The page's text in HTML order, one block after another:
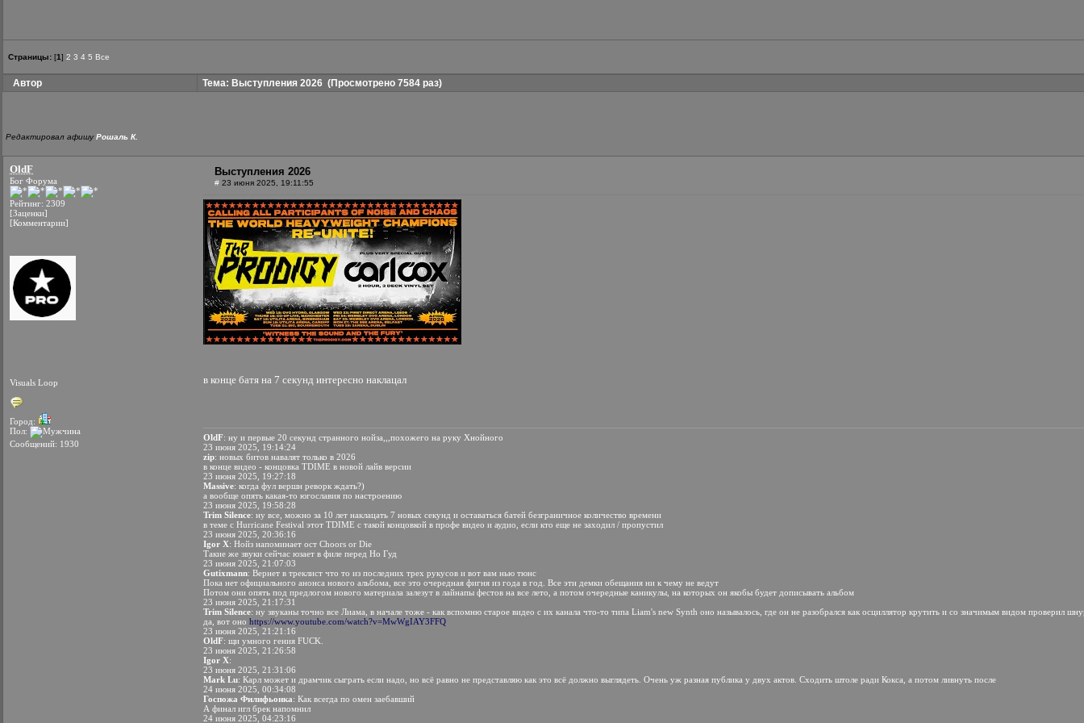
Страницы: [1] 2 3 4 5 Все
Автор Тема: Выступления 2026 (Просмотрено 7584 раз)
Редактировал афишуРошаль К.
OldF
Бог Форума
Рейтинг: 2309
[Заценки]
[Комментарии]
Visuals Loop
Город:
Пол:
Сообщений: 1930
Выступления 2026
# 23 июня 2025, 19:11:55
в конце батя на 7 секунд интересно наклацал
OldF: ну и первые 20 секунд странного нойза,,,похожего на руку Хнойного
23 июня 2025, 19:14:24
zip: новых битов навалят только в 2026
в конце видео - концовка TDIME в новой лайв версии
23 июня 2025, 19:27:18
Massive: когда фул вершн реворк ждать?)
а вообще опять какая-то югославия по настроению
23 июня 2025, 19:58:28
Trim Silence: ну все, можно за 10 лет наклацать 7 новых секунд и оставаться батей безграничное количество времени
в теме с Hurricane Festival этот TDIME с такой концовкой в профе видео и аудио, если кто еще не заходил / пропустил
23 июня 2025, 20:36:16
Igor X: Нойз напоминает ост Choors or Die
Такие же звуки сейчас юзает в филе перед Но Гуд
23 июня 2025, 21:07:03
Gutixmann: Вернет в треклист что то из последних трех рукусов и вот вам нью тюнс
Пока нет официального анонса нового альбома, все это очередная фигня из года в год. Все эти демки обещания ни к чему не ведут
Потом они опять под предлогом нового материала залезут в лайнапы фестов на все лето, а потом очередные каникулы, на которых он якобы будет дописывать альбом
23 июня 2025, 21:17:31
Trim Silence: ну звуканы точно все Лиама, в начале тоже - как вспомню старое видео с их канала что-то типа Liam's new Synth оно называлось, где он не разобрался как осциллятор крутить и со значимым видом проверил
да, вот оно https://www.youtube.com/watch?v=MwWgIAY3FFQ
23 июня 2025, 21:21:16
OldF: щи умного гения FUCK.
23 июня 2025, 21:26:58
Igor X:
23 июня 2025, 21:31:06
Mark Lu: Карл может и драмчик сыграть если надо, но всё равно не представляю как это всё должно выглядеть. Очень уж разная публика у двух актов. Сходить штоле ради Кокса, а потом ливнуть после
24 июня 2025, 00:34:08
Госпожа Филифьонка: Как всегда по омен заебавший
А финал игл брек напомнил
24 июня 2025, 04:23:16